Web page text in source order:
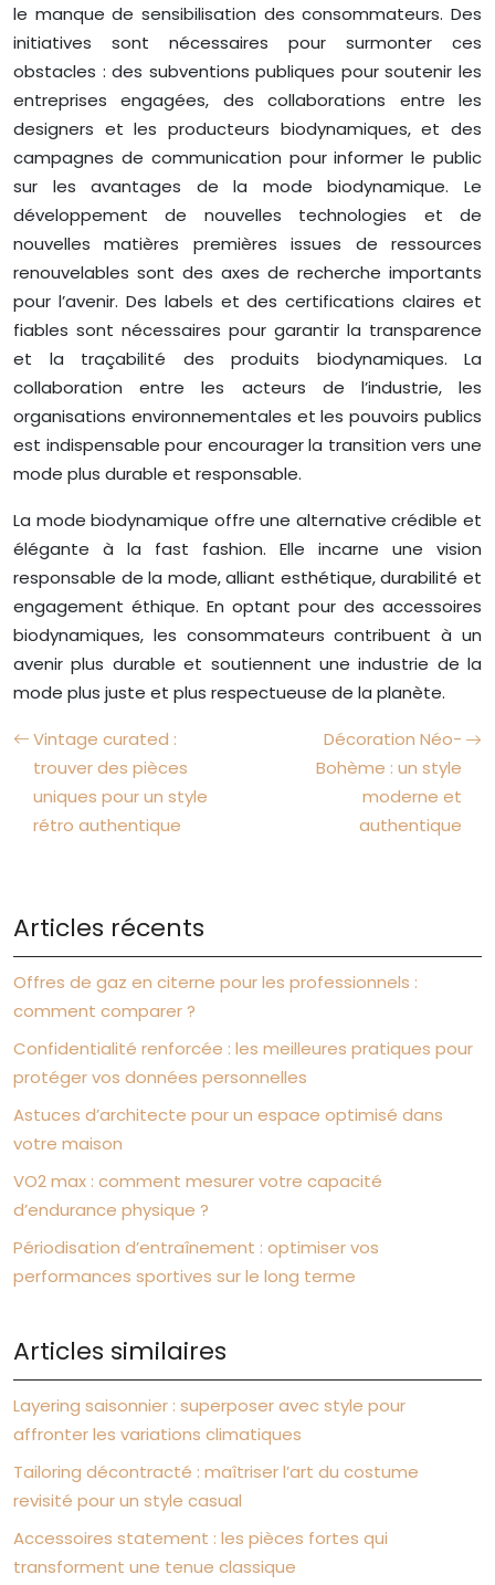
le manque de sensibilisation des consommateurs. Des
initiatives sont nécessaires pour surmonter ces
obstacles : des subventions publiques pour soutenir les
entreprises engagées, des collaborations entre les
designers et les producteurs biodynamiques, et des
campagnes de communication pour informer le public
sur les avantages de la mode biodynamique. Le
développement de nouvelles technologies et de
nouvelles matières premières issues de ressources
renouvelables sont des axes de recherche importants
pour l’avenir. Des labels et des certifications claires et
fiables sont nécessaires pour garantir la transparence
et la traçabilité des produits biodynamiques. La
collaboration entre les acteurs de l’industrie, les
organisations environnementales et les pouvoirs publics
est indispensable pour encourager la transition vers une
mode plus durable et responsable.
La mode biodynamique offre une alternative crédible et
élégante à la fast fashion. Elle incarne une vision
responsable de la mode, alliant esthétique, durabilité et
engagement éthique. En optant pour des accessoires
biodynamiques, les consommateurs contribuent à un
avenir plus durable et soutiennent une industrie de la
mode plus juste et plus respectueuse de la planète.
Vintage curated :
trouver des pièces
uniques pour un style
rétro authentique
Décoration Néo-
Bohème : un style
moderne et
authentique
Articles récents
Offres de gaz en citerne pour les professionnels :
comment comparer ?
Confidentialité renforcée : les meilleures pratiques pour
protéger vos données personnelles
Astuces d’architecte pour un espace optimisé dans
votre maison
VO2 max : comment mesurer votre capacité
d’endurance physique ?
Périodisation d’entraînement : optimiser vos
performances sportives sur le long terme
Articles similaires
Layering saisonnier : superposer avec style pour
affronter les variations climatiques
Tailoring décontracté : maîtriser l’art du costume
revisité pour un style casual
Accessoires statement : les pièces fortes qui
transforment une tenue classique